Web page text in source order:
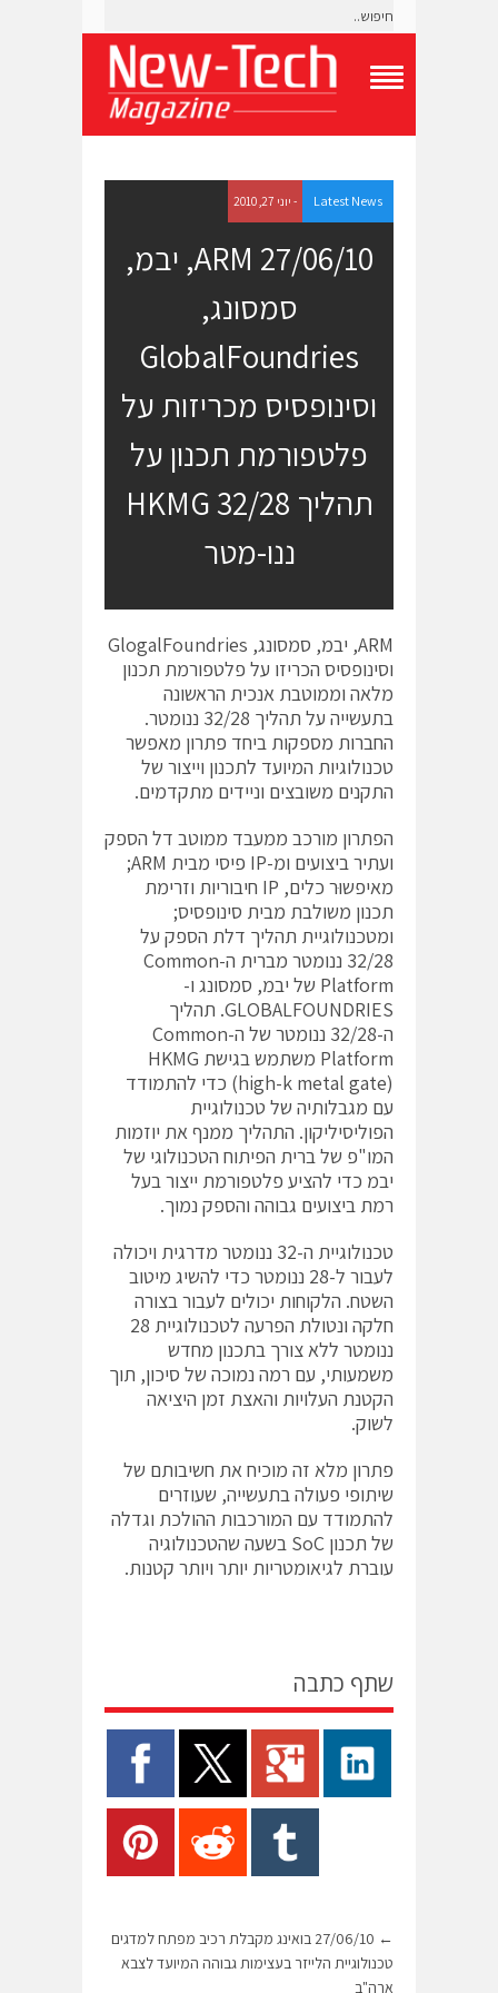
g
l
e
N
Latest News - יוני 27, 2010
27/06/10 ARM, יבמ,
סמסונג,
GlobalFoundries
וסינופסיס מכריזות על
פלטפורמת תכנון על
תהליך 32/28 HKMG
ננו-מטר
ARM, יבמ, סמסונג, GlogalFoundries
וסינופסיס הכריזו על פלטפורמת תכנון
מלאה וממוטבת אנכית הראשונה
בתעשייה על תהליך 32/28 ננומטר.
החברות מספקות ביחד פתרון מאפשר
טכנולוגיות המיועד לתכנון וייצור של
התקנים משובצים וניידים מתקדמים.
הפתרון מורכב ממעבד ממוטב דל הספק
ועתיר ביצועים ומ-IP פיסי מבית ARM;
מאיפשוּר כלים, IP חיבוריות וזרימת
תכנון משולבת מבית סינופסיס;
ומטכנולוגיית תהליך דלת הספק על
32/28 ננומטר מברית ה-Common
Platform של יבמ, סמסונג ו-
GLOBALFOUNDRIES. תהליך
ה-32/28 ננומטר של ה-Common
Platform משתמש בגישת HKMG
(high-k metal gate) כדי להתמודד
עם מגבלותיה של טכנולוגיית
הפוליסיליקון. התהליך ממנף את יוזמות
המו"פ של ברית הפיתוח הטכנולוגי של
יבמ כדי להציע פלטפורמת ייצור בעל
רמת ביצועים גבוהה והספק נמוך.
טכנולוגיית ה-32 ננומטר מדרגית ויכולה
לעבור ל-28 ננומטר כדי להשיג מיטוב
השטח. הלקוחות יכולים לעבור בצורה
חלקה ונטולת הפרעה לטכנולוגיית 28
ננומטר ללא צורך בתכנון מחדש
משמעותי, עם רמה נמוכה של סיכון, תוך
הקטנת העלויות והאצת זמן היציאה
לשוק.
פתרון מלא זה מוכיח את חשיבותם של
שיתופי פעולה בתעשייה, שעוזרים
להתמודד עם המורכבות ההולכת וגדלה
של תכנון SoC בשעה שהטכנולוגיה
עוברת לגיאומטריות יותר ויותר קטנות.
שתף כתבה
←
27/06/10 בואינג מקבלת רכיב מפתח למדגים
טכנולוגיית הלייזר בעצימות גבוהה המיועד לצבא
ארה"ב